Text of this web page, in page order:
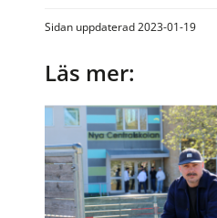
Sidan uppdaterad 2023-01-19
Läs mer: